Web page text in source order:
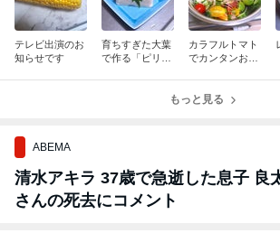
テレビ出演のお
知らせです
育ちすぎた大葉
で作る「ピリ辛
カラフルトマト
でカンタンおも
もっと見る
ABEMA
清水アキラ 37歳で急逝した息子 良
さんの死去にコメント